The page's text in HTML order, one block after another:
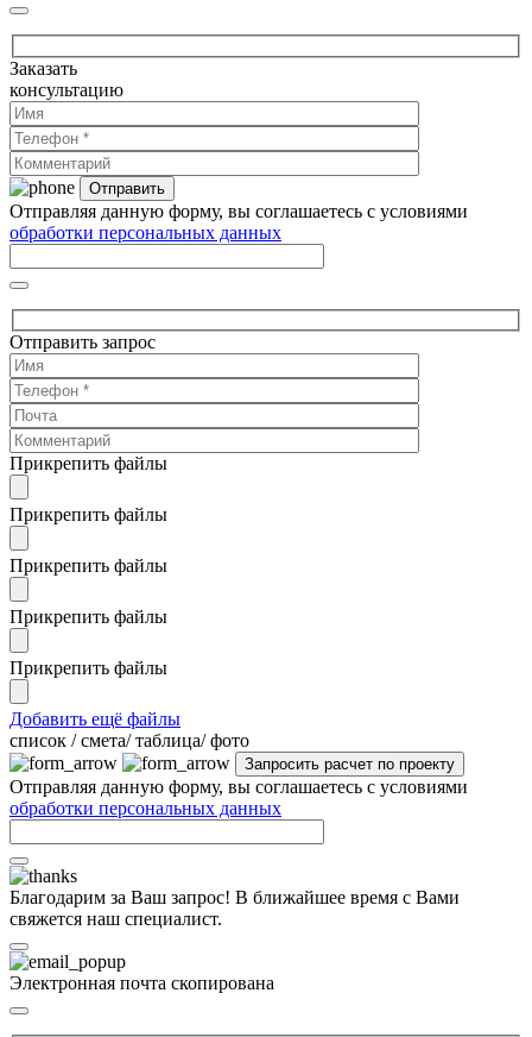
Заказать
консультацию
Отправляя данную форму, вы соглашаетесь с условиями
обработки персональных данных
Отправить запрос
Прикрепить файлы
Прикрепить файлы
Прикрепить файлы
Прикрепить файлы
Прикрепить файлы
Добавить ещё файлы
cписок / смета/ таблица/ фото
Отправляя данную форму, вы соглашаетесь с условиями
обработки персональных данных
Благодарим за Ваш запрос! В ближайшее время с Вами
свяжется наш специалист.
Электронная почта скопирована